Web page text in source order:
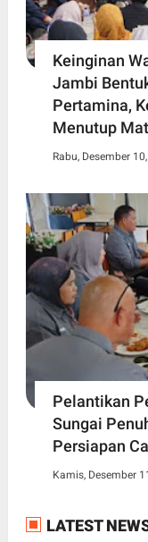
Keinginan
Jambi
Pertamina,
Menutup
Rabu, Desember
Pelantikan
Sungai
Persiapan
Kamis, Desember
LATEST